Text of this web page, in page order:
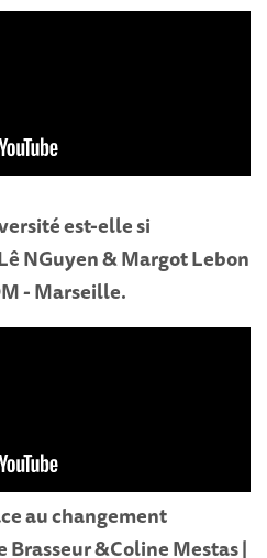
est-elle si
NGuyen & Margot Lebon
- Marseille.
au changement
&Coline Mestas |